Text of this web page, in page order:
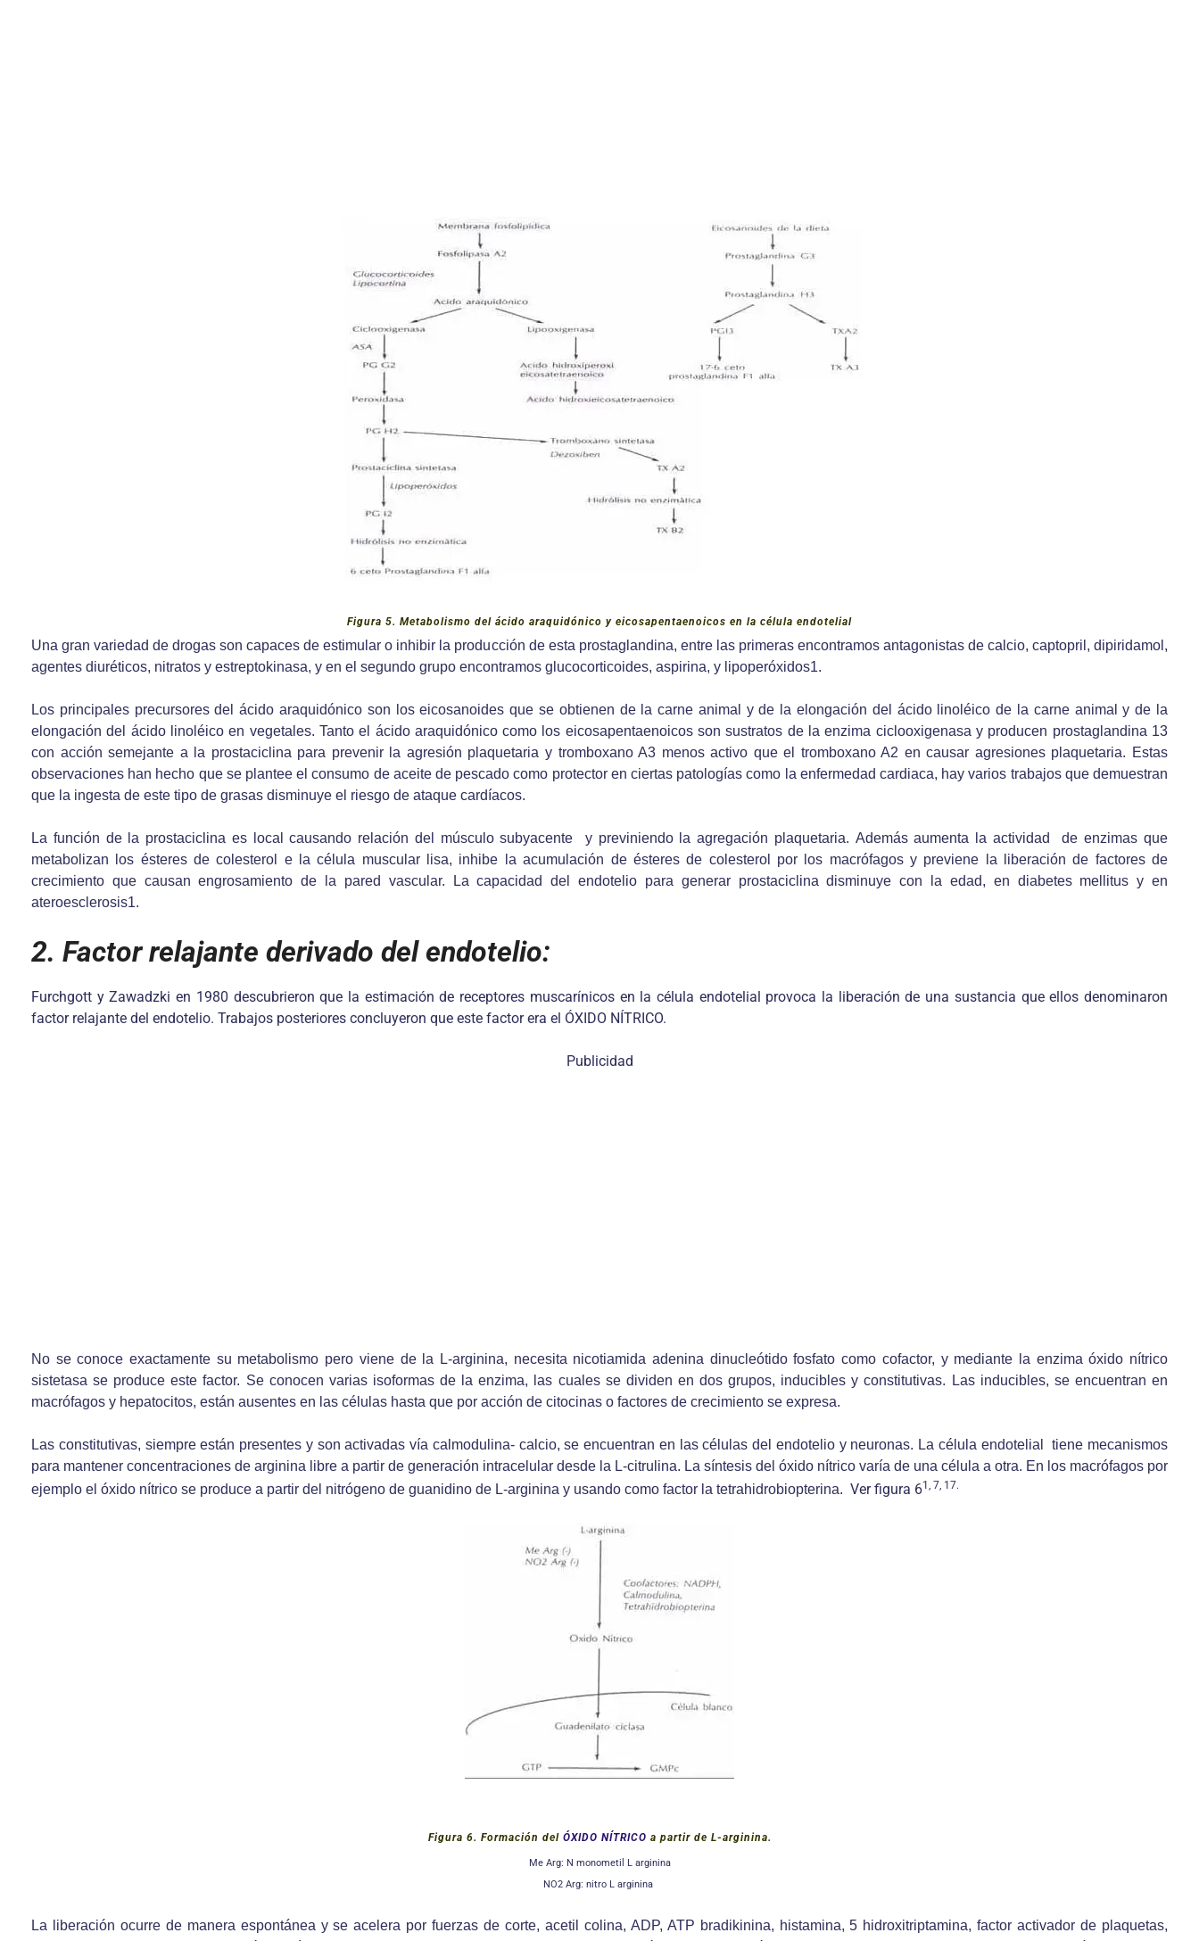
Figura 5. Metabolismo del ácido araquidónico y eicosapentaenoicos en la célula endotelial
Una gran variedad de drogas son capaces de estimular o inhibir la producción de esta prostaglandina, entre las primeras encontramos antagonistas de calcio, captopril, dipiridamol,
agentes diuréticos, nitratos y estreptokinasa, y en el segundo grupo encontramos glucocorticoides, aspirina, y lipoperóxidos1.
Los principales precursores del ácido araquidónico son los eicosanoides que se obtienen de la carne animal y de la elongación del ácido linoléico de la carne animal y de la
elongación del ácido linoléico en vegetales. Tanto el ácido araquidónico como los eicosapentaenoicos son sustratos de la enzima ciclooxigenasa y producen prostaglandina 13
con acción semejante a la prostaciclina para prevenir la agresión plaquetaria y tromboxano A3 menos activo que el tromboxano A2 en causar agresiones plaquetaria. Estas
observaciones han hecho que se plantee el consumo de aceite de pescado como protector en ciertas patologías como la enfermedad cardiaca, hay varios trabajos que demuestran
que la ingesta de este tipo de grasas disminuye el riesgo de ataque cardíacos.
La función de la prostaciclina es local causando relación del músculo subyacente y previniendo la agregación plaquetaria. Además aumenta la actividad de enzimas que
metabolizan los ésteres de colesterol e la célula muscular lisa, inhibe la acumulación de ésteres de colesterol por los macrófagos y previene la liberación de factores de
crecimiento que causan engrosamiento de la pared vascular. La capacidad del endotelio para generar prostaciclina disminuye con la edad, en diabetes mellitus y en
ateroesclerosis1.
2. Factor relajante derivado del endotelio:
Furchgott y Zawadzki en 1980 descubrieron que la estimación de receptores muscarínicos en la célula endotelial provoca la liberación de una sustancia que ellos denominaron
factor relajante del endotelio. Trabajos posteriores concluyeron que este factor era el ÓXIDO NÍTRICO.
Publicidad
No se conoce exactamente su metabolismo pero viene de la L-arginina, necesita nicotiamida adenina dinucleótido fosfato como cofactor, y mediante la enzima óxido nítrico
sistetasa se produce este factor. Se conocen varias isoformas de la enzima, las cuales se dividen en dos grupos, inducibles y constitutivas. Las inducibles, se encuentran en
macrófagos y hepatocitos, están ausentes en las células hasta que por acción de citocinas o factores de crecimiento se expresa.
Las constitutivas, siempre están presentes y son activadas vía calmodulina- calcio, se encuentran en las células del endotelio y neuronas. La célula endotelial tiene mecanismos
para mantener concentraciones de arginina libre a partir de generación intracelular desde la L-citrulina. La síntesis del óxido nítrico varía de una célula a otra. En los macrófagos por
ejemplo el óxido nítrico se produce a partir del nitrógeno de guanidino de L-arginina y usando como factor la tetrahidrobiopterina. Ver figura 61, 7, 17.
Figura 6. Formación del ÓXIDO NÍTRICO a partir de L-arginina.
Me Arg: N monometil L arginina
NO2 Arg: nitro L arginina
La liberación ocurre de manera espontánea y se acelera por fuerzas de corte, acetil colina, ADP, ATP bradikinina, histamina, 5 hidroxitriptamina, factor activador de plaquetas,